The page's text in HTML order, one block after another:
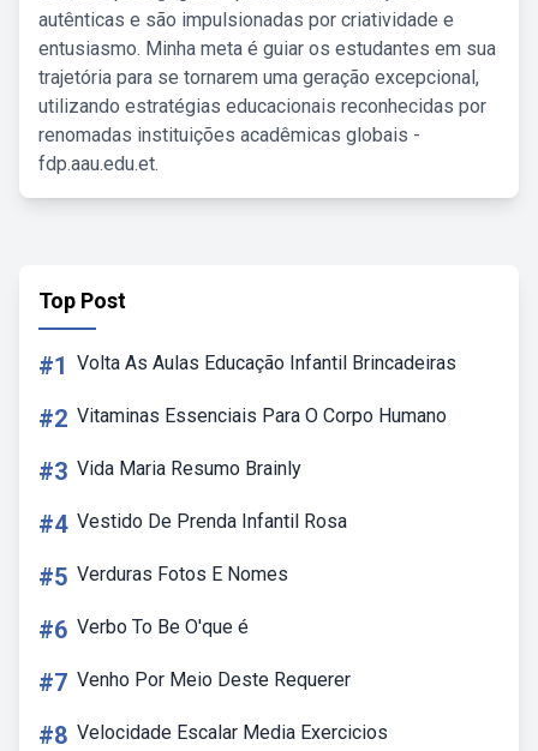
autênticas e são impulsionadas por criatividade e
entusiasmo. Minha meta é guiar os estudantes em sua
trajetória para se tornarem uma geração excepcional,
utilizando estratégias educacionais reconhecidas por
renomadas instituições acadêmicas globais -
fdp.aau.edu.et.
Top Post
#1 Volta As Aulas Educação Infantil Brincadeiras
#2 Vitaminas Essenciais Para O Corpo Humano
#3 Vida Maria Resumo Brainly
#4 Vestido De Prenda Infantil Rosa
#5 Verduras Fotos E Nomes
#6 Verbo To Be O'que é
#7 Venho Por Meio Deste Requerer
#8 Velocidade Escalar Media Exercicios